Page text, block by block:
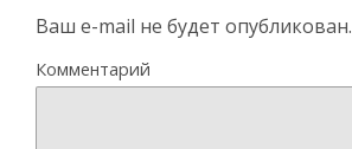
Ваш e-mail не будет опубликован.
Комментарий